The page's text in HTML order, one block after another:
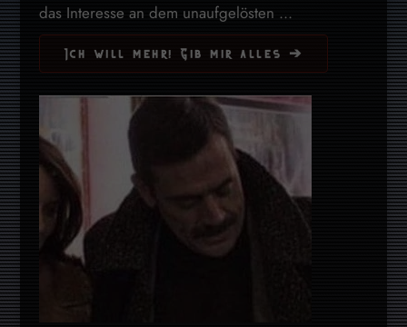
das Interesse an dem unaufgelösten ...
Ich will mehr! Gib mir alles ➔